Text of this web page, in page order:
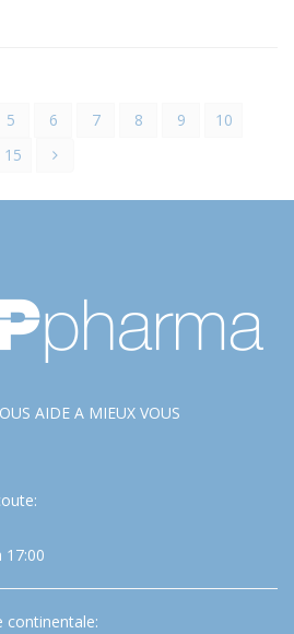
5 6 7 8 9
10
15
AIDE A MIEUX VOUS
17:00
continentale: